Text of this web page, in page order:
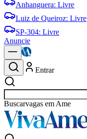
Anhanguera: Livre
Luiz de Queiroz: Livre
SP-304: Livre
Anuncie
Entrar
Buscarem